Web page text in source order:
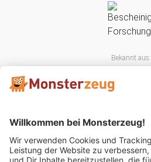
Bekannt aus: